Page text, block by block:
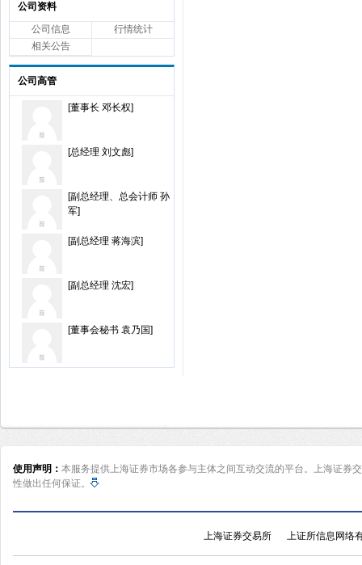
公司资料
公司信息
行情统计
相关公告
公司高管
[董事长 邓长权]
[总经理 刘文彪]
[副总经理、总会计师 孙
军]
[副总经理 蒋海滨]
[副总经理 沈宏]
[董事会秘书 袁乃国]
使用声明： 本服务提供上海证券市场各参与主体之间互动交流的平台。上海证券
性做出任何保证。
上海证券交易所 上证所信息网络